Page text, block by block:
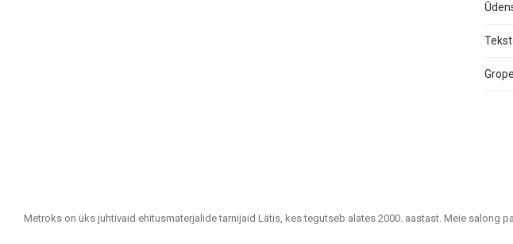
Metroks on üks juhtivaid ehitusmaterjalide tarnijaid Lätis, kes tegutseb alates 2000. aastast. Meie